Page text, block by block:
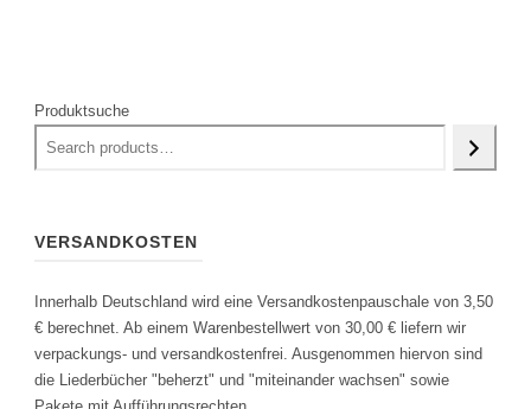
Produktsuche
VERSANDKOSTEN
Innerhalb Deutschland wird eine Versandkostenpauschale von 3,50
€ berechnet. Ab einem Warenbestellwert von 30,00 € liefern wir
verpackungs- und versandkostenfrei. Ausgenommen hiervon sind
die Liederbücher "beherzt" und "miteinander wachsen" sowie